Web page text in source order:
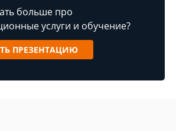
больше про
услуги и обучение?
ПРЕЗЕНТАЦИЮ